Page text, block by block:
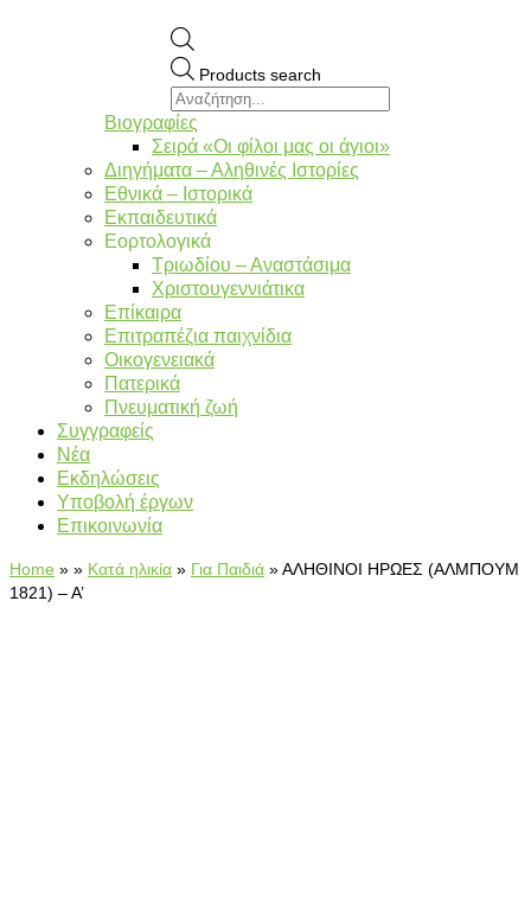
Products search
Βιογραφίες
Σειρά «Οι φίλοι μας οι άγιοι»
Διηγήματα – Αληθινές Ιστορίες
Εθνικά – Ιστορικά
Εκπαιδευτικά
Εορτολογικά
Τριωδίου – Αναστάσιμα
Χριστουγεννιάτικα
Επίκαιρα
Επιτραπέζια παιχνίδια
Οικογενειακά
Πατερικά
Πνευματική ζωή
Συγγραφείς
Νέα
Εκδηλώσεις
Υποβολή έργων
Επικοινωνία
Home » » Κατά ηλικία » Για Παιδιά »ΑΛΗΘΙΝΟΙ ΗΡΩΕΣ (ΑΛΜΠΟΥΜ
1821) – Α’